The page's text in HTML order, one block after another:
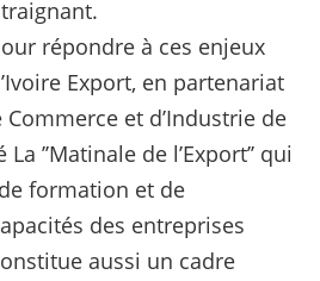
répondre à ces enjeux
Export, en partenariat
et d’Industrie de
’’Matinale de l’Export’’ qui
formation et de
des entreprises
aussi un cadre